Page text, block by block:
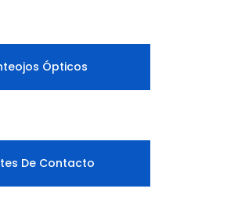
Ópticos
De Contacto